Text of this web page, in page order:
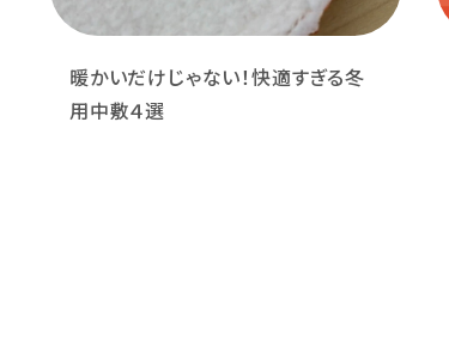
暖かいだけじゃない！快適すぎる冬
用中敷４選